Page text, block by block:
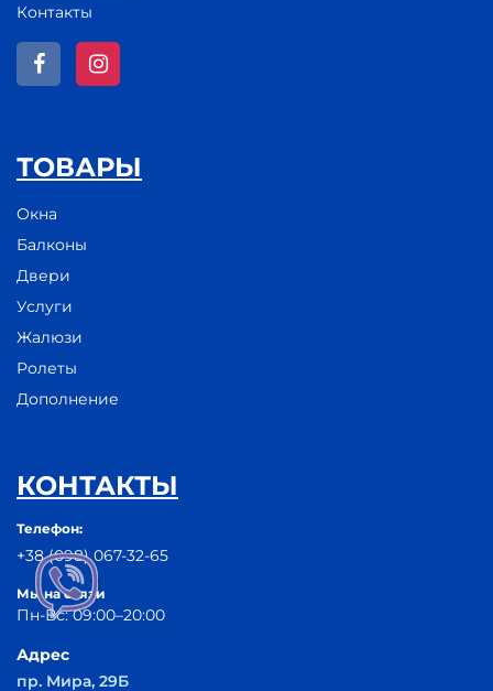
Контакты
ТОВАРЫ
Окна
Балконы
Двери
Услуги
Жалюзи
Ролеты
Дополнение
КОНТАКТЫ
Телефон:
+38 (098) 067-32-65
Мы на связи
Пн-Вс: 09:00–20:00
Адрес
пр. Мира, 29Б